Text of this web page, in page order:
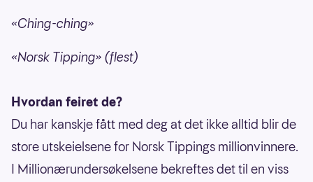
«Ching-ching»
«Norsk Tipping» (flest)
Hvordan feiret de?
Du har kanskje fått med deg at det ikke alltid blir de
store utskeielsene for Norsk Tippings millionvinnere.
I Millionærundersøkelsene bekreftes det til en viss